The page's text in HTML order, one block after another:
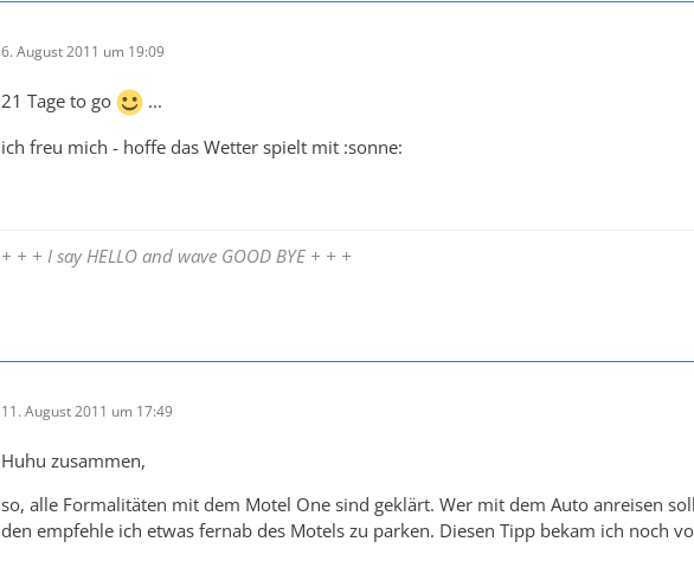
6. August 2011 um 19:09
21 Tage to go
...
ich freu mich - hoffe das Wetter spielt mit :sonne:
+ + + I say HELLO and wave GOOD BYE + + +
11. August 2011 um 17:49
Huhu zusammen,
so, alle Formalitäten mit dem Motel One sind geklärt. Wer mit dem Auto anreisen
den empfehle ich etwas fernab des Motels zu parken. Diesen Tipp bekam ich noch